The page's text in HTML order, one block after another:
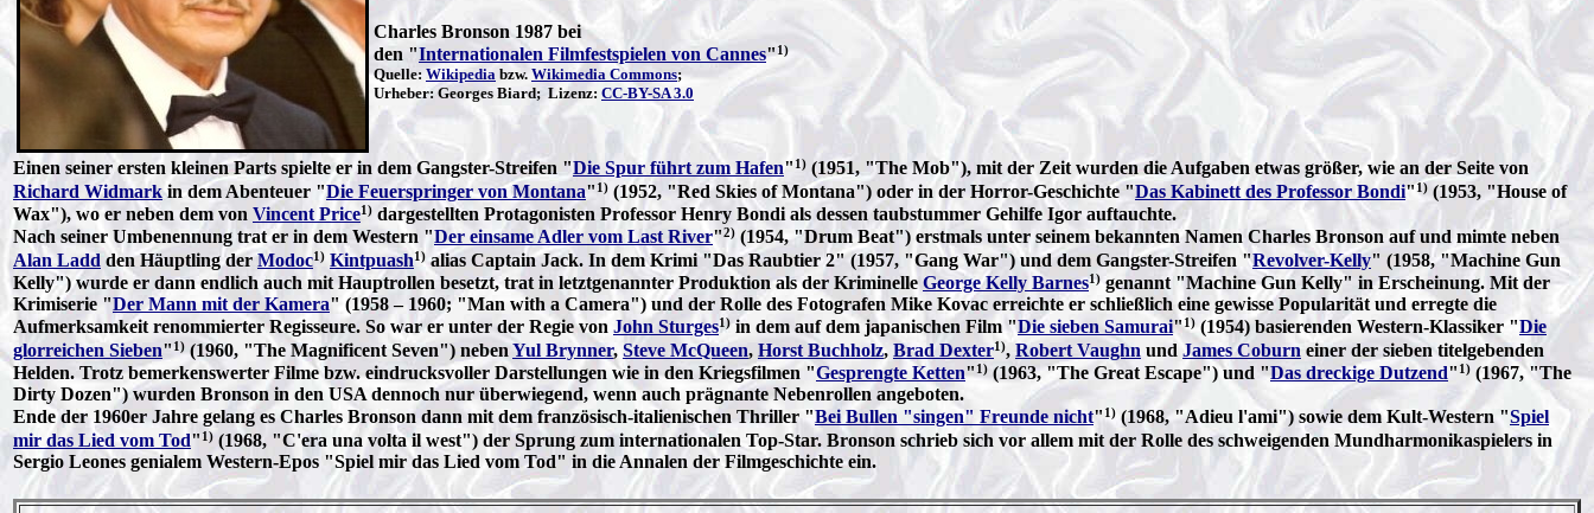
Charles Bronson 1987 bei
den "Internationalen Filmfestspielen von Cannes"1)
Quelle: Wikipedia bzw. Wikimedia Commons;
Urheber: Georges Biard; Lizenz: CC-BY-SA 3.0
Einen seiner ersten kleinen Parts spielte er in dem Gangster-Streifen "Die Spur führt zum Hafen" 1) (1951, "The Mob"), mit der Zeit wurden die Aufgaben etwas größer, wie an der Seite von
Richard Widmarkin dem Abenteuer "Die Feuerspringer von Montana" 1) (1952, "Red Skies of Montana") oder in der Horror-Geschichte "Das Kabinett des Professor Bondi"1) (1953, "House of
Wax"), wo er neben dem von Vincent Price1) dargestellten Protagonisten Professor Henry Bondi als dessen taubstummer Gehilfe Igor auftauchte.
Nach seiner Umbenennung trat er in dem Western "Der einsame Adler vom Last River"2) (1954, "Drum Beat") erstmals unter seinem bekannten Namen Charles Bronson auf und mimte neben
Alan Ladd den Häuptling derModoc1) Kintpuash1) alias Captain Jack. In dem Krimi "Das Raubtier 2" (1957, "Gang War") und dem Gangster-Streifen "Revolver-Kelly" (1958, "Machine Gun
Kelly") wurde er dann endlich auch mit Hauptrollen besetzt, trat in letztgenannter Produktion als der Kriminelle George Kelly Barnes1)genannt "Machine Gun Kelly" in Erscheinung. Mit der
Krimiserie "Der Mann mit der Kamera" (1958 – 1960; "Man with a Camera") und der Rolle des Fotografen Mike Kovac erreichte er schließlich eine gewisse Popularität und erregte die
Aufmerksamkeit renommierter Regisseure. So war er unter der Regie von John Sturges1)in dem auf dem japanischen Film "Die sieben Samurai"1) (1954) basierenden Western-Klassiker "Die
glorreichen Sieben"1) (1960, "The Magnificent Seven") neben Yul Brynner, Steve McQueen, Horst Buchholz, Brad Dexter1), Robert Vaughn und James Coburn einer der sieben titelgebenden
Helden. Trotz bemerkenswerter Filme bzw. eindrucksvoller Darstellungen wie in den Kriegsfilmen "Gesprengte Ketten"1) (1963, "The Great Escape") und "Das dreckige Dutzend" 1) (1967, "The
Dirty Dozen") wurden Bronson in den USA dennoch nur überwiegend, wenn auch prägnante Nebenrollen angeboten.
Ende der 1960er Jahre gelang es Charles Bronson dann mit dem französisch-italienischen Thriller "Bei Bullen "singen" Freunde nicht" 1) (1968, "Adieu l'ami") sowie dem Kult-Western "Spiel
mir das Lied vom Tod" 1) (1968, "C'era una volta il west") der Sprung zum internationalen Top-Star. Bronson schrieb sich vor allem mit der Rolle des schweigenden Mundharmonikaspielers in
Sergio Leones genialem Western-Epos "Spiel mir das Lied vom Tod" in die Annalen der Filmgeschichte ein.